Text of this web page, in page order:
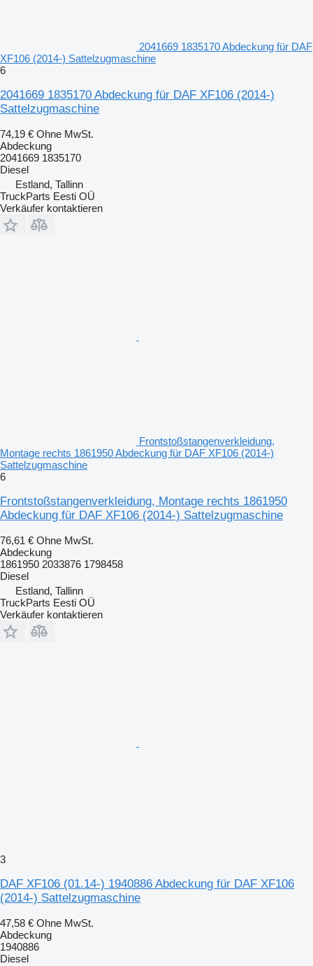
2041669 1835170 Abdeckung für DAF
XF106 (2014-) Sattelzugmaschine
6
2041669 1835170 Abdeckung für DAF XF106 (2014-)
Sattelzugmaschine
74,19 € Ohne MwSt.
Abdeckung
2041669 1835170
Diesel
Estland, Tallinn
TruckParts Eesti OÜ
Verkäufer kontaktieren
Frontstoßstangenverkleidung,
Montage rechts 1861950 Abdeckung für DAF XF106 (2014-)
Sattelzugmaschine
6
Frontstoßstangenverkleidung, Montage rechts 1861950
Abdeckung für DAF XF106 (2014-) Sattelzugmaschine
76,61 € Ohne MwSt.
Abdeckung
1861950 2033876 1798458
Diesel
Estland, Tallinn
TruckParts Eesti OÜ
Verkäufer kontaktieren
3
DAF XF106 (01.14-) 1940886 Abdeckung für DAF XF106
(2014-) Sattelzugmaschine
47,58 € Ohne MwSt.
Abdeckung
1940886
Diesel